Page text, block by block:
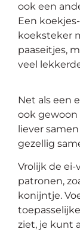
ook een
Een
koeksteker
paaseitjes,
veel
Net als een
ook gewoon
liever
gezellig
Vrolijk de
patronen,
konijntje.
ziet, je kunt